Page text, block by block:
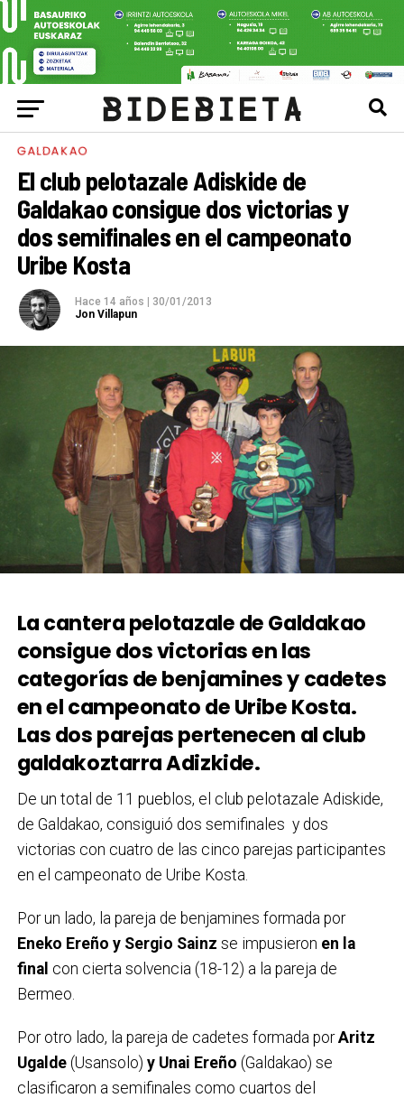
GALDAKAO
El club pelotazale Adiskide de
Galdakao consigue dos victorias y
dos semifinales en el campeonato
Uribe Kosta
Hace 14 años
30/01/2013
Jon Villapun
La cantera pelotazale de Galdakao
consigue dos victorias en las
categorías de benjamines y cadetes
en el campeonato de Uribe Kosta.
Las dos parejas pertenecen al club
galdakoztarra Adizkide.
De un total de 11 pueblos, el club pelotazale Adiskide,
de Galdakao, consiguió dos semifinales y dos
victorias con cuatro de las cinco parejas participantes
en el campeonato de Uribe Kosta.
Por un lado, la pareja de benjamines formada por
Eneko Ereño y Sergio Sainz se impusieron en la
final con cierta solvencia (18-12) a la pareja de
Bermeo.
Por otro lado, la pareja de cadetes formada porAritz
Ugalde(Usansolo) y Unai Ereño (Galdakao) se
clasificaron a semifinales como cuartos del